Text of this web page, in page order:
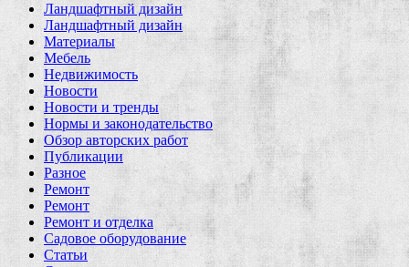
Ландшафтный дизайн
Ландшафтный дизайн
Материалы
Мебель
Недвижимость
Новости
Новости и тренды
Нормы и законодательство
Обзор авторских работ
Публикации
Разное
Ремонт
Ремонт
Ремонт и отделка
Садовое оборудование
Статьи